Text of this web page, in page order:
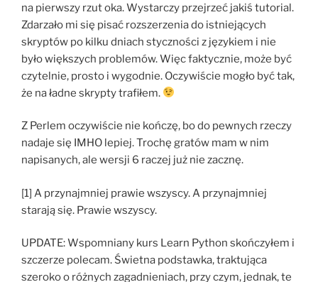
na pierwszy rzut oka. Wystarczy przejrzeć jakiś tutorial.
Zdarzało mi się pisać rozszerzenia do istniejących
skryptów po kilku dniach styczności z językiem i nie
było większych problemów. Więc faktycznie, może być
czytelnie, prosto i wygodnie. Oczywiście mogło być tak,
że na ładne skrypty trafiłem.
Z Perlem oczywiście nie kończę, bo do pewnych rzeczy
nadaje się IMHO lepiej. Trochę gratów mam w nim
napisanych, ale wersji 6 raczej już nie zacznę.
[1] A przynajmniej prawie wszyscy. A przynajmniej
starają się. Prawie wszyscy.
UPDATE: Wspomniany kurs Learn Python skończyłem i
szczerze polecam. Świetna podstawka, traktująca
szeroko o różnych zagadnieniach, przy czym, jednak, te